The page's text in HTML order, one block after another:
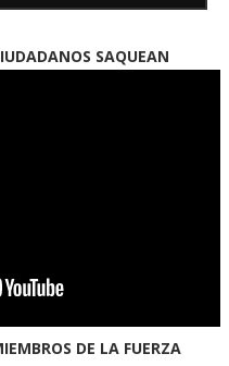
SAQUEAN
DE LA FUERZA